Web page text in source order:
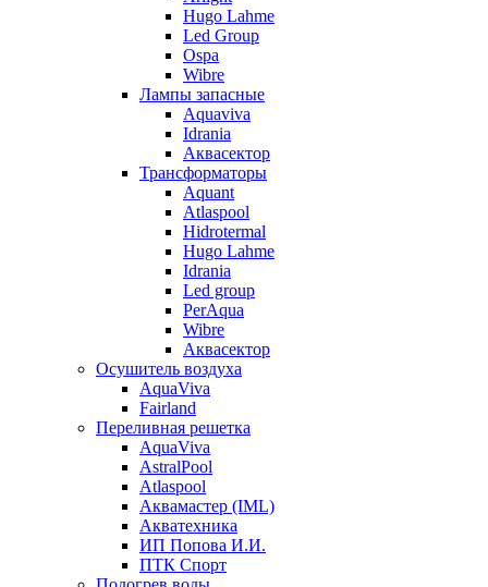
Hugo Lahme
Led Group
Ospa
Wibre
Лампы запасные
Aquaviva
Idrania
Аквасектор
Трансформаторы
Aquant
Atlaspool
Hidrotermal
Hugo Lahme
Idrania
Led group
PerAqua
Wibre
Аквасектор
Осушитель воздуха
AquaViva
Fairland
Переливная решетка
AquaViva
AstralPool
Atlaspool
Аквамастер (IML)
Акватехника
ИП Попова И.И.
ПТК Спорт